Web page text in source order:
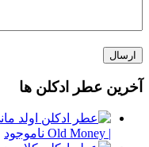
آخرین عطر ادکلن ها
| Old Money
ناموجود